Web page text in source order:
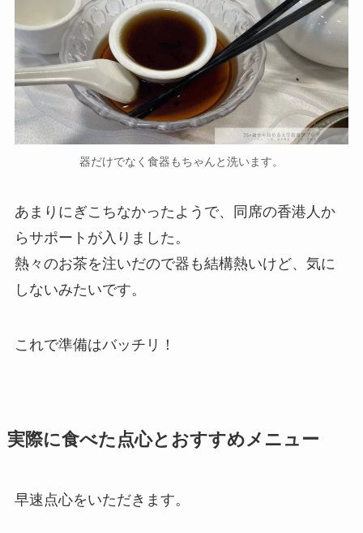
器だけでなく食器もちゃんと洗います。
あまりにぎこちなかったようで、同席の香港人か
らサポートが入りました。
熱々のお茶を注いだので器も結構熱いけど、気に
しないみたいです。
これで準備はバッチリ！
実際に食べた点心とおすすめメニュー
早速点心をいただきます。